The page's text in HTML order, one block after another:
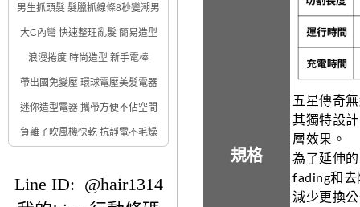
男生抓頭髮 髮臘抓線條8秒變潮男
大C內彎 快速整理亂髮 簡易造型
浪漫捲度 時尚造型 新手電棒
帶出國免變壓 環球電壓美髮電器
迷你造型電器 攜帶方便不佔空間
負離子吹風機快乾 抗靜電不毛燥
Line ID: @hair1314
規格
五星傳奇
其獨特設
層效果。
為了延伸
fading和
減少更換